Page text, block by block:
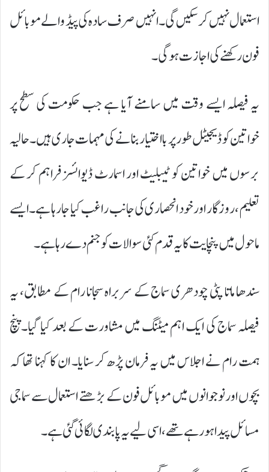
استعمال نہیں کر سکیں گی۔ انہیں صرف سادہ کی پیڈ والے موبائل
فون رکھنے کی اجازت ہوگی۔
یہ فیصلہ ایسے وقت میں سامنے آیا ہے جب حکومت کی سطح پر
خواتین کو ڈیجیٹل طور پر بااختیار بنانے کی مہمات جاری ہیں۔ حالیہ
برسوں میں خواتین کو ٹیبلیٹ اور اسمارٹ ڈیوائسز فراہم کر کے
تعلیم، روزگار اور خود انحصاری کی جانب راغب کیا جا رہا ہے۔ ایسے
ماحول میں پنچایت کا یہ قدم کئی سوالات کو جنم دے رہا ہے۔
سندھا ماتا پٹی چودھری سماج کے سربراہ سجانا رام کے مطابق، یہ
فیصلہ سماج کی ایک اہم میٹنگ میں مشاورت کے بعد کیا گیا۔ پنچ
ہمت رام نے اجلاس میں یہ فرمان پڑھ کر سنایا۔ ان کا کہنا تھا کہ
بچوں اور نوجوانوں میں موبائل فون کے بڑھتے استعمال سے سماجی
مسائل پیدا ہو رہے تھے، اسی لیے یہ پابندی لگائی گئی ہے۔